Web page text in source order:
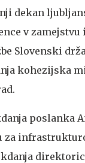
dekan
v zamejstvu
Slovenski
poslanka